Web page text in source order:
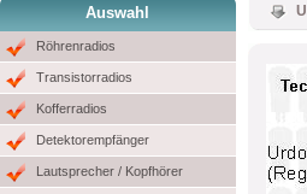
Auswahl
Röhrenradios
Transistorradios
Kofferradios
Detektorempfänger
Lautsprecher / Kopfhörer